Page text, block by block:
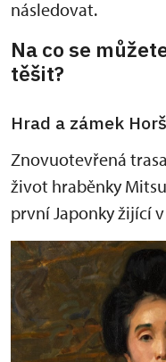
následovat.
Na co se
těšit?
Hrad a zámek
Znovuotevřená
život hraběnky
první Japonky žijící